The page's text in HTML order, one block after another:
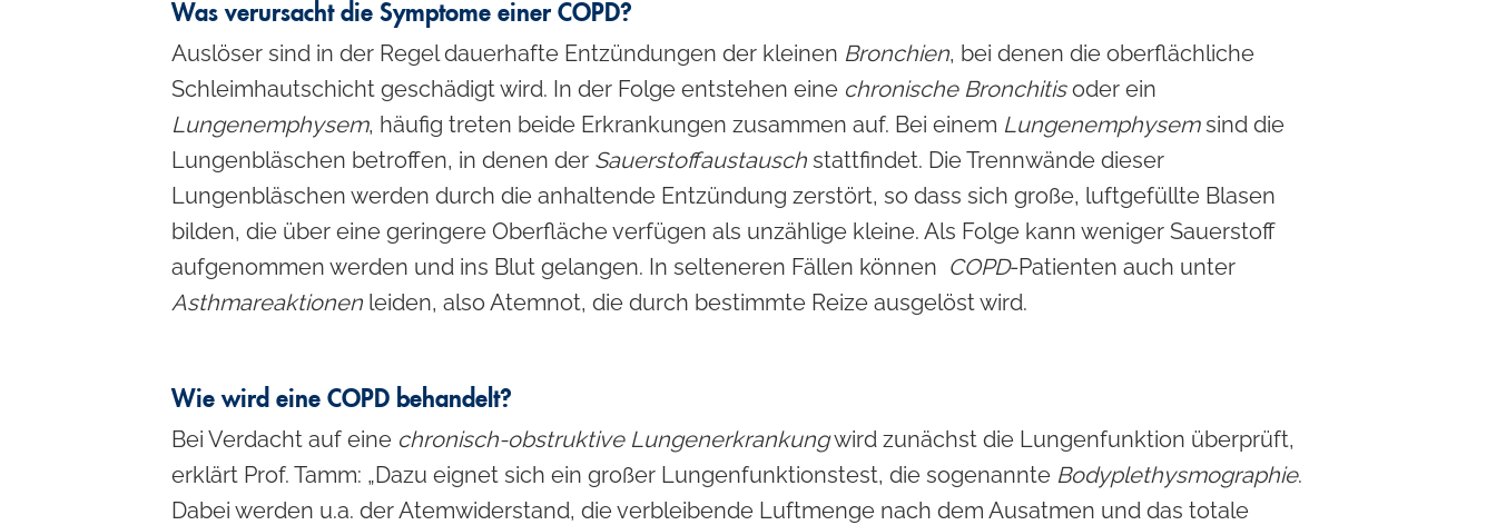
Was verursacht die Symptome einer COPD?
Auslöser sind in der Regel dauerhafte Entzündungen der kleinen Bronchien, bei denen die oberflächliche
Schleimhautschicht geschädigt wird. In der Folge entstehen eine chronische Bronchitisoder ein
Lungenemphysem, häufig treten beide Erkrankungen zusammen auf. Bei einem Lungenemphysemsind die
Lungenbläschen betroffen, in denen der Sauerstoffaustausch stattfindet. Die Trennwände dieser
Lungenbläschen werden durch die anhaltende Entzündung zerstört, so dass sich große, luftgefüllte Blasen
bilden, die über eine geringere Oberfläche verfügen als unzählige kleine. Als Folge kann weniger Sauerstoff
aufgenommen werden und ins Blut gelangen. In selteneren Fällen können COPD-Patienten auch unter
Asthmareaktionen leiden, also Atemnot, die durch bestimmte Reize ausgelöst wird.
Wie wird eine COPD behandelt?
Bei Verdacht auf eine chronisch-obstruktive Lungenerkrankungwird zunächst die Lungenfunktion überprüft,
erklärt Prof. Tamm: „Dazu eignet sich ein großer Lungenfunktionstest, die sogenannte Bodyplethysmographie.
Dabei werden u.a. der Atemwiderstand, die verbleibende Luftmenge nach dem Ausatmen und das totale